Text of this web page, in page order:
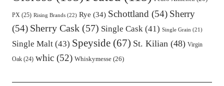
PX(25) Rising Brands(22) Rye (34) Schottland (54) Sherry
(54) Sherry Cask(57) Single Cask(41) Single Grain (21)
Single Malt(43) Speyside(67) St. Kilian(48) Virgin
Oak(24) whic(52) Whiskymesse(26)